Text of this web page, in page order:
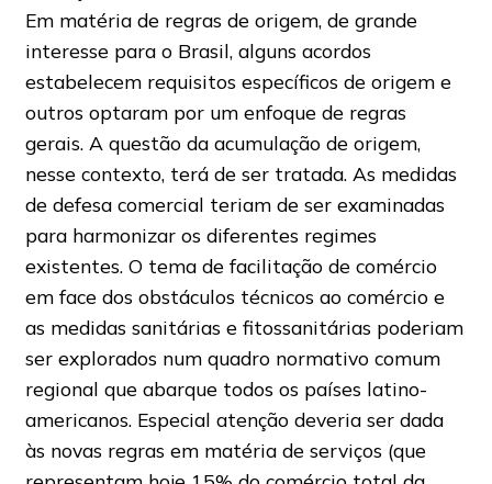
Em matéria de regras de origem, de grande
interesse para o Brasil, alguns acordos
estabelecem requisitos específicos de origem e
outros optaram por um enfoque de regras
gerais. A questão da acumulação de origem,
nesse contexto, terá de ser tratada. As medidas
de defesa comercial teriam de ser examinadas
para harmonizar os diferentes regimes
existentes. O tema de facilitação de comércio
em face dos obstáculos técnicos ao comércio e
as medidas sanitárias e fitossanitárias poderiam
ser explorados num quadro normativo comum
regional que abarque todos os países latino-
americanos. Especial atenção deveria ser dada
às novas regras em matéria de serviços (que